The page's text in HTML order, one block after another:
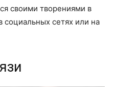
своими творениями в
социальных сетях или на